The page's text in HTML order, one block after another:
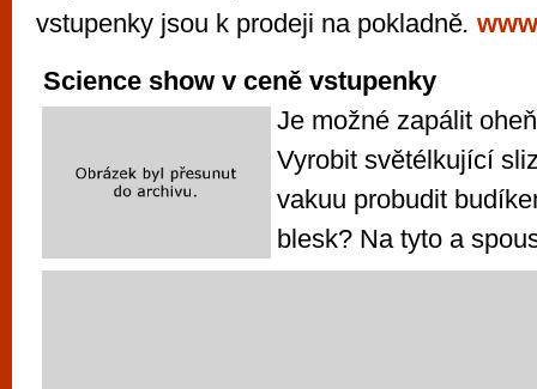
vstupenky jsou k prodeji na pokladně.
Science show v ceně vstupenky
Je možné zapálit
Vyrobit světélkující
vakuu probudit
blesk? Na tyto a